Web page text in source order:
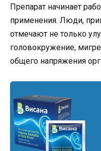
Препарат начинает
применения. Люди,
отмечают не только
головокружение,
общего напряжения